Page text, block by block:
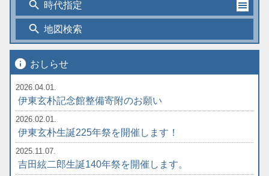
search 時代指定
search 地図検索
info おしらせ
2026.04.01.
伊東玄朴記念館整備寄附のお願い
2026.02.01.
伊東玄朴生誕225年祭を開催します！
2025.11.07.
吉田絃二郎生誕140年祭を開催します。